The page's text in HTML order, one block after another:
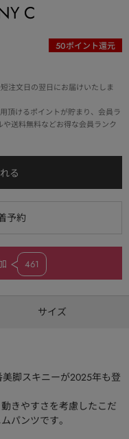
C
50ポイント還元
注文日の翌日にお届けいたしま
頂けるポイントが貯まり、会員ラ
送料無料などお得な会員ランク
461
サイズ
脚スキニーが2025年も登
きやすさを考慮したこだ
パンツです。